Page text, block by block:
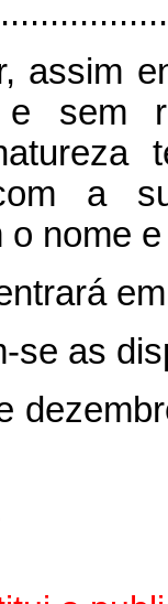
assim
e sem
a
nome
se as